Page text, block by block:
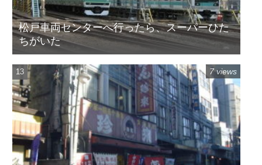
松戸車両センターへ行ったら、スーパーひた
ちがいた
7 views